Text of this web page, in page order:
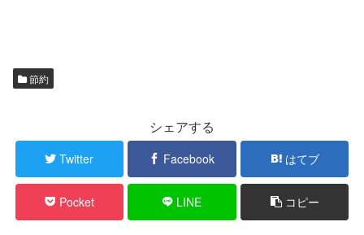
節約
シェアする
Twitter Facebook はてブ
Pocket LINE コピー